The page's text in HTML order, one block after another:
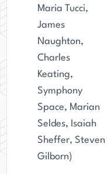
Maria Tucci,
James
Naughton,
Charles
Keating,
Symphony
Space, Marian
Seldes, Isaiah
Sheffer, Steven
Gilborn)